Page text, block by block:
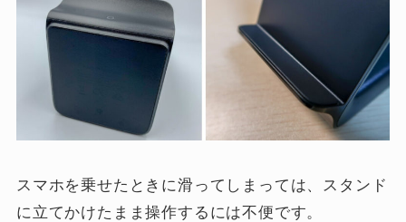
スマホを乗せたときに滑ってしまっては、スタンド
に立てかけたまま操作するには不便です。